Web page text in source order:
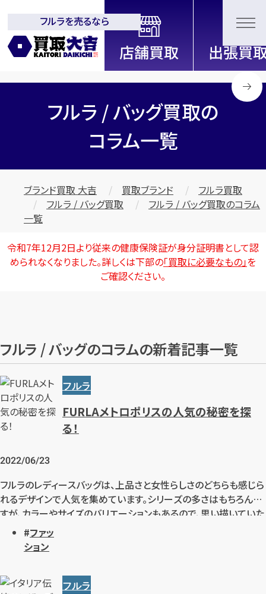
全国2200店舗以上展開中！
信頼と実績の買取専門店「買取大
吉」
フルラを売るなら
フルラ / バッグ買取の
コラム一覧
ブランド買取 大吉 買取ブランド
フルラ買取
フルラ / バッグ買取
フルラ / バッグ買取のコラム
一覧
令和7年12月2日より従来の健康保険証が身分証明書として認
められなくなりました。詳しくは下部の「買取に必要なもの」を
ご確認ください。
フルラ / バッグのコラムの新着記事一覧
フルラ
FURLAメトロポリスの人気の秘密を探
る！
2022/06/23
フルラのレディースバッグは、上品さと女性らしさのどちらも感じら
れるデザインで人気を集めています。シリーズの多さはもちろんで
すが、カラーやサイズのバリエーションもあるので、思い描いていた
バッグが見つけやすいのも魅力です。その中でもメトロポリスシリ
ーズはとても人気がありますね。今回は、フルラのレディースバック
の人気の秘密をご紹介させて頂きます。
ファッ
ション
フルラ